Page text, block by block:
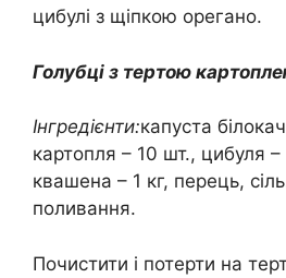
цибулі з щіпкою орегано.
Голубці з тертою
Інгредієнти:капуста
картопля – 10 шт., цибуля
квашена – 1 кг, перець,
поливання.
Почистити і потерти на